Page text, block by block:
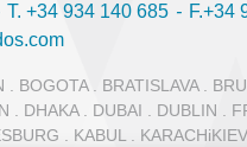
T. +34 934 140 685 - F.+34
. BRATISLAVA .
DHAKA . DUBAI . DUBLIN .
. KABUL .